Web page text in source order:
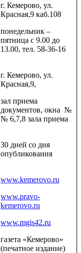
г. Кемерово, ул.
Красная,9 каб.108
понедельник –
пятница с 9.00 до
13.00, тел. 58-36-16
г. Кемерово, ул.
Красная,9,
зал приема
документов, окна №
№ 6,7,8 зала приема
30 дней со дня
опубликования
www.kemerovo.ru
www.pravo-
kemerovo.ru
www.mgis42.ru
газета «Кемерово»
(печатное издание)